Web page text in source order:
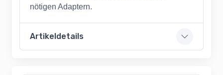
nötigen Adaptern.
Artikeldetails